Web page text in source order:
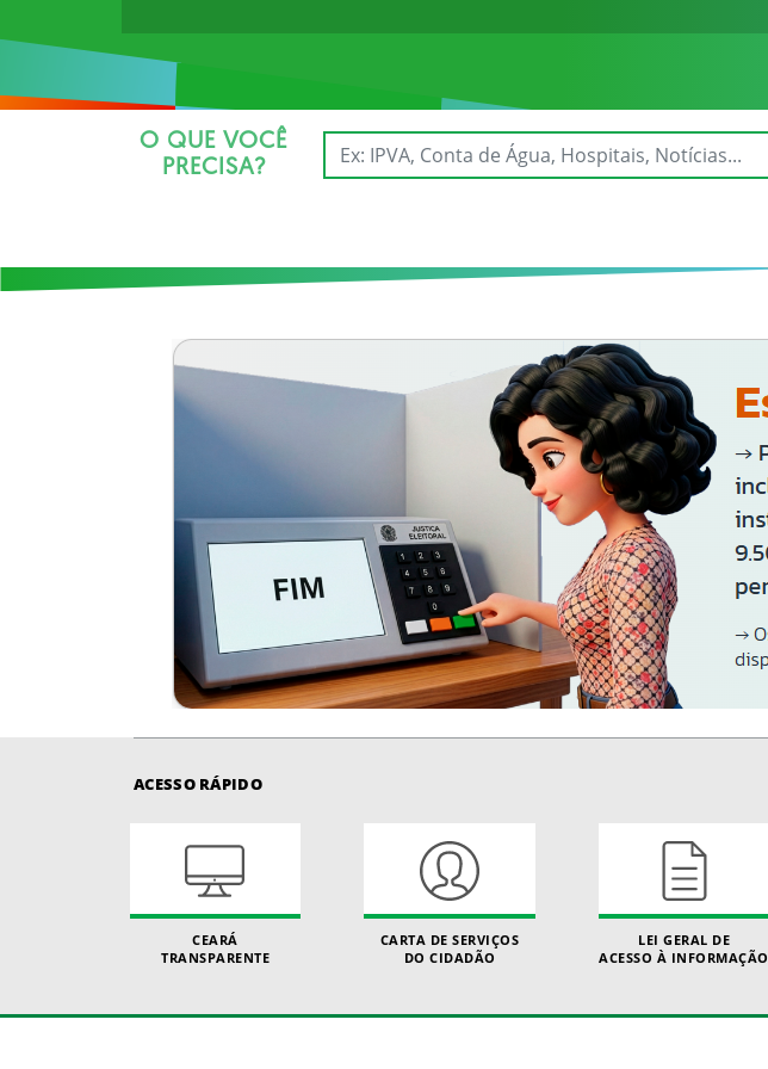
O QUE VOCÊ
PRECISA?
ACESSO RÁPIDO
CEARÁ
TRANSPARENTE
CARTA DE SERVIÇOS
DO CIDADÃO
LEI GERAL DE
ACESSO À INFORMAÇÃO